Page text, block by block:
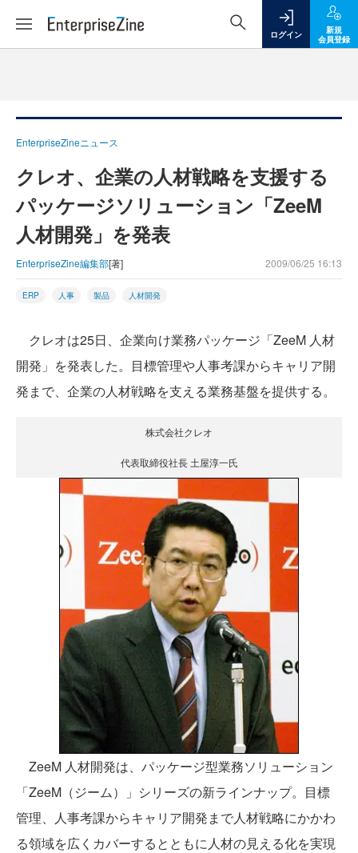
ログイン
新規
会員登録
EnterpriseZineニュース
クレオ、企業の人材戦略を支援する
パッケージソリューション「ZeeM
人材開発」を発表
EnterpriseZine編集部[著] 2009/06/25 16:13
ERP 人事 製品 人材開発
クレオは25日、企業向け業務パッケージ「ZeeM 人材
開発」を発表した。目標管理や人事考課からキャリア開
発まで、企業の人材戦略を支える業務基盤を提供する。
株式会社クレオ
代表取締役社長 土屋淳一氏
ZeeM 人材開発は、パッケージ型業務ソリューション
「ZeeM（ジーム）」シリーズの新ラインナップ。目標
管理、人事考課からキャリア開発まで人材戦略にかかわ
る領域を広くカバーするとともに人材の見える化を実現